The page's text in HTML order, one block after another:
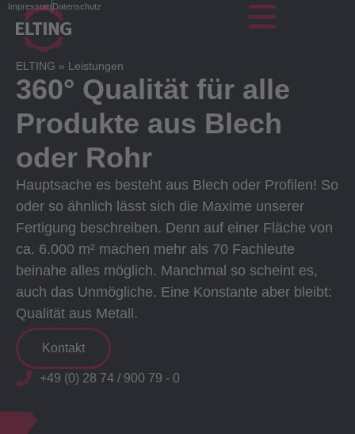
ImpressumDatenschutz
ELTING » Leistungen
360° Qualität für alle
Produkte aus Blech
oder Rohr
Hauptsache es besteht aus Blech oder Profilen! So
oder so ähnlich lässt sich die Maxime unserer
Fertigung beschreiben. Denn auf einer Fläche von
ca. 6.000 m² machen mehr als 70 Fachleute
beinahe alles möglich. Manchmal so scheint es,
auch das Unmögliche. Eine Konstante aber bleibt:
Qualität aus Metall.
Kontakt
+49 (0) 28 74 / 900 79 - 0